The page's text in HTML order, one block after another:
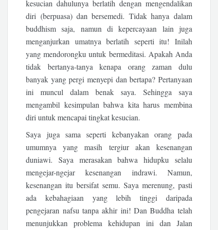
kesucian dahulunya berlatih dengan mengendalikan
diri (berpuasa) dan bersemedi. Tidak hanya dalam
buddhism saja, namun di kepercayaan lain juga
menganjurkan umatnya berlatih seperti itu! Inilah
yang mendorongku untuk bermeditasi. Apakah Anda
tidak bertanya-tanya kenapa orang zaman dulu
banyak yang pergi menyepi dan bertapa? Pertanyaan
ini muncul dalam benak saya. Sehingga saya
mengambil kesimpulan bahwa kita harus membina
diri untuk mencapai tingkat kesucian.
Saya juga sama seperti kebanyakan orang pada
umumnya yang masih tergiur akan kesenangan
duniawi. Saya merasakan bahwa hidupku selalu
mengejar-ngejar kesenangan indrawi. Namun,
kesenangan itu bersifat semu. Saya merenung, pasti
ada kebahagiaan yang lebih tinggi daripada
pengejaran nafsu tanpa akhir ini! Dan Buddha telah
menunjukkan problema kehidupan ini dan Jalan